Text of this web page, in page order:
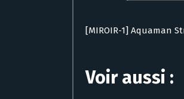
[MIROIR-1] Aquaman
Voir aussi :